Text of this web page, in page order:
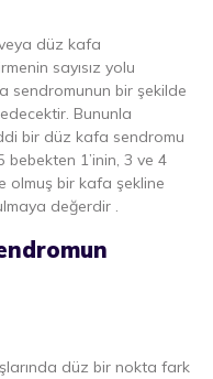
düz kafa
sayısız yolu
sendromunun bir şekilde
Bununla
bir düz kafa sendromu
1’inin, 3 ve 4
olmuş bir kafa şekline
değerdir .
düz bir nokta fark